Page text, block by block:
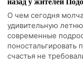
О чем сегодня
удивительную
современные
поностальгировать
счастья не